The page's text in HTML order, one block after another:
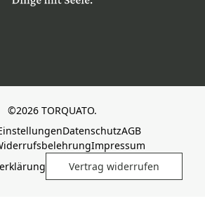
©2026 TORQUATO.
DatenschutzAGB
Impressum
Vertrag widerrufen